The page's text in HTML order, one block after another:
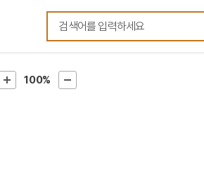
100%